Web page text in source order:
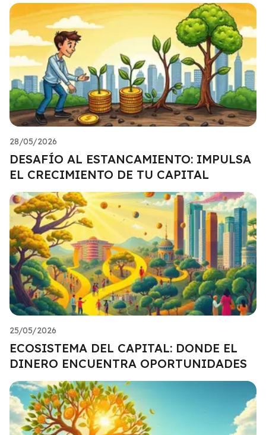
28/05/2026
DESAFÍO AL ESTANCAMIENTO: IMPULSA
EL CRECIMIENTO DE TU CAPITAL
25/05/2026
ECOSISTEMA DEL CAPITAL: DONDE EL
DINERO ENCUENTRA OPORTUNIDADES